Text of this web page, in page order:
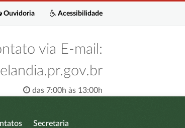
Acessibilidade
Ouvidoria
via E-mail:
das 7:00h às 13:00h
Secretaria